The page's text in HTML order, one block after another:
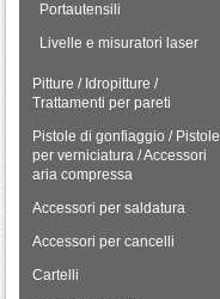
Portautensili
Livelle e misuratori laser
Pitture / Idropitture /
Trattamenti per pareti
Pistole di gonfiaggio / Pistole
per verniciatura / Accessori
aria compressa
Accessori per saldatura
Accessori per cancelli
Cartelli